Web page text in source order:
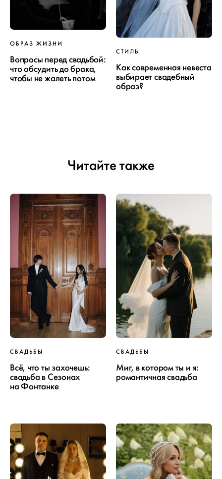
ОБРАЗ ЖИЗНИ
Вопросы перед свадьбой:
что обсудить до брака,
чтобы не жалеть потом
СТИЛЬ
Как современная невеста
выбирает свадебный
образ?
Читайте также
СВАДЬБЫ
Всё, что ты захочешь:
свадьба в Сезонах
на Фонтанке
СВАДЬБЫ
Миг, в котором ты и я:
романтичная свадьба